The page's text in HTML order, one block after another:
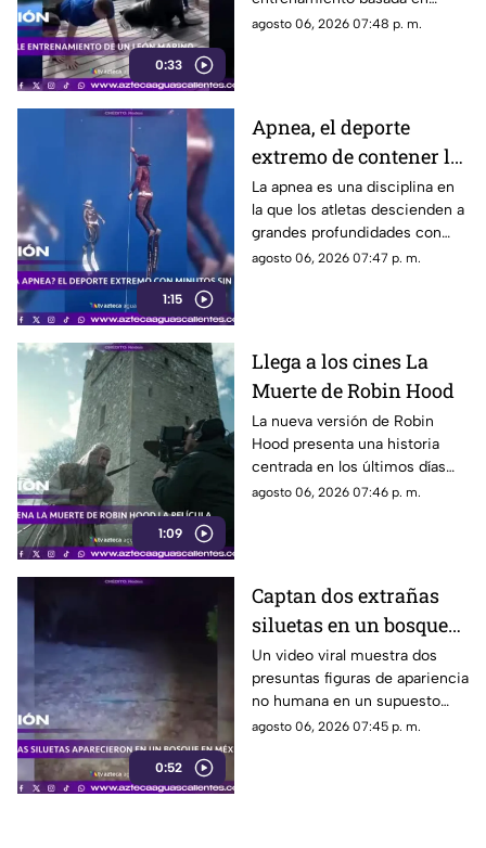
0:33
refuerzo positivo para facilitar
agosto 06, 2026 07:48 p. m.
1:15
Apnea, el deporte
extremo de contener la
respiración
La apnea es una disciplina en
la que los atletas descienden a
grandes profundidades con
una sola bocanada de aire y
agosto 06, 2026 07:47 p. m.
1:09
Llega a los cines La
Muerte de Robin Hood
La nueva versión de Robin
Hood presenta una historia
centrada en los últimos días
del legendario arquero,
agosto 06, 2026 07:46 p. m.
0:52
Captan dos extrañas
siluetas en un bosque
de México
Un video viral muestra dos
presuntas figuras de apariencia
no humana en un supuesto
bosque de México. Su
agosto 06, 2026 07:45 p. m.